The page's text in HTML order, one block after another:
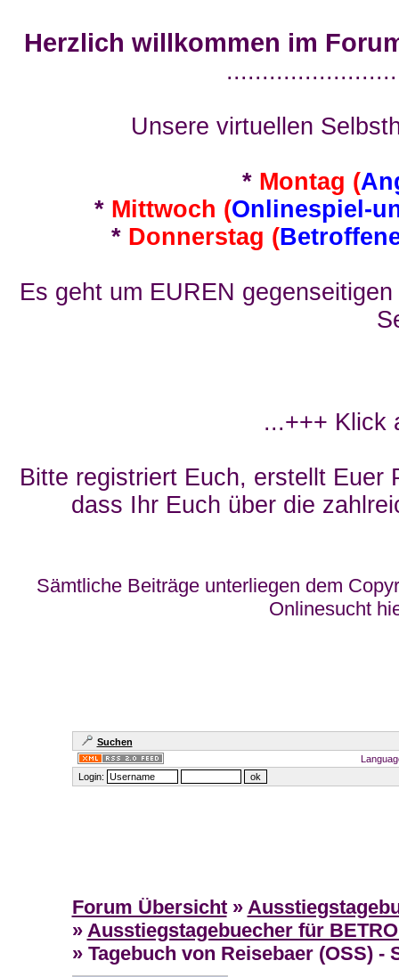
Herzlich willkommen im
Unsere virtuellen
* Montag (
* Mittwoch (Onlinespiel-
* Donnerstag (
Es geht um EUREN
...+++ Klick
Bitte registriert Euch, erstellt Euer
dass Ihr Euch über die
Sämtliche Beiträge unterliegen dem
Onlinesucht
Suchen
Login:
Forum Übersicht »
» Ausstiegstagebuecher für
» Tagebuch von Reisebaer (OSS) -